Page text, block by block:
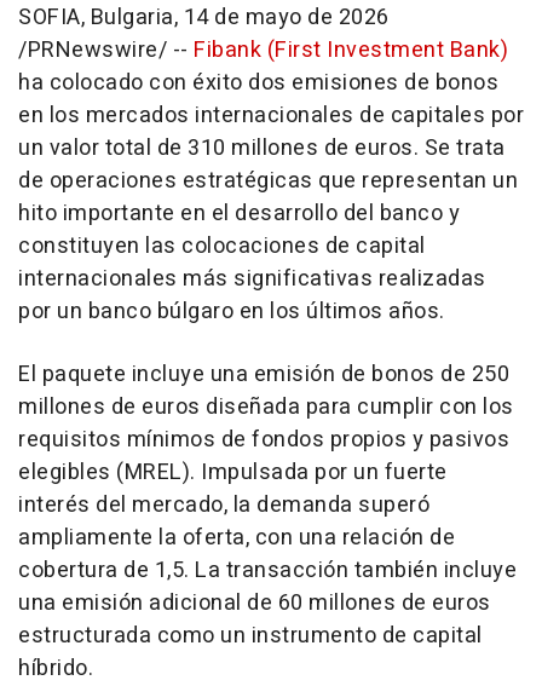
SOFIA, Bulgaria, 14 de mayo de 2026
/PRNewswire/ -- Fibank (First Investment Bank)
ha colocado con éxito dos emisiones de bonos
en los mercados internacionales de capitales por
un valor total de 310 millones de euros. Se trata
de operaciones estratégicas que representan un
hito importante en el desarrollo del banco y
constituyen las colocaciones de capital
internacionales más significativas realizadas
por un banco búlgaro en los últimos años.
El paquete incluye una emisión de bonos de 250
millones de euros diseñada para cumplir con los
requisitos mínimos de fondos propios y pasivos
elegibles (MREL). Impulsada por un fuerte
interés del mercado, la demanda superó
ampliamente la oferta, con una relación de
cobertura de 1,5. La transacción también incluye
una emisión adicional de 60 millones de euros
estructurada como un instrumento de capital
híbrido.